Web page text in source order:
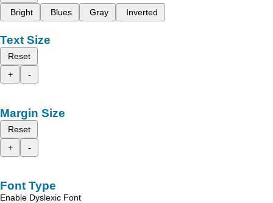
Bright
Blues Gray Inverted
Text Size
Reset
+
-
Margin Size
Reset
+
-
Font Type
Enable Dyslexic Font